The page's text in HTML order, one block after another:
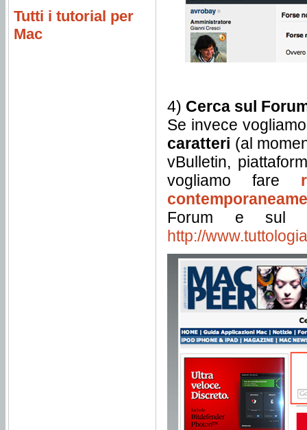
Tutti i tutorial per
Mac
4) Cerca sul
Se invece
caratteri (al
vBulletin,
vogliamo fare
Forum e sul
http://